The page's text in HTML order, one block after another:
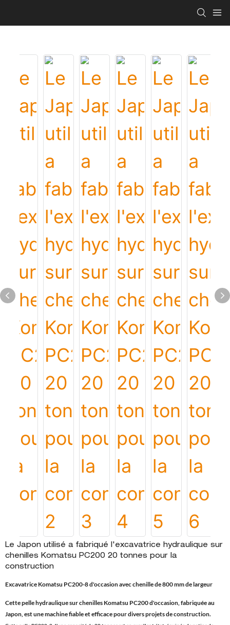
Le Japon utilisé a fabriqué l'excavatrice hydraulique sur
chenilles Komatsu PC200 20 tonnes pour la
construction
Excavatrice Komatsu PC200-8 d'occasion avec chenille de 800 mm de largeur
Cette pelle hydraulique sur chenilles Komatsu PC200 d'occasion, fabriquée au
Japon, est une machine fiable et efficace pour divers projets de construction.